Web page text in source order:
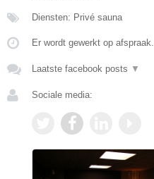
Diensten: Privé sauna
Er wordt gewerkt op afspraak.
Laatste facebook posts ▼
Sociale media: